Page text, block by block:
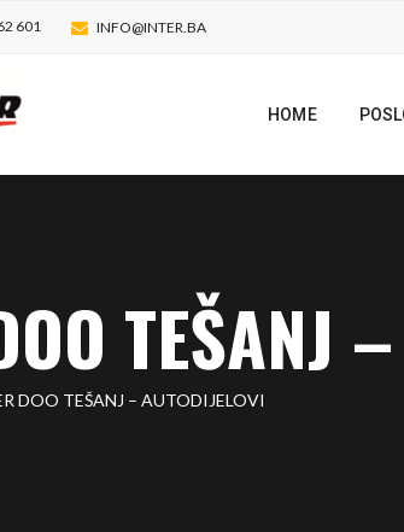
601 INFO@INTER.BA
HOME
TEŠANJ
DOO TEŠANJ – AUTODIJELOVI